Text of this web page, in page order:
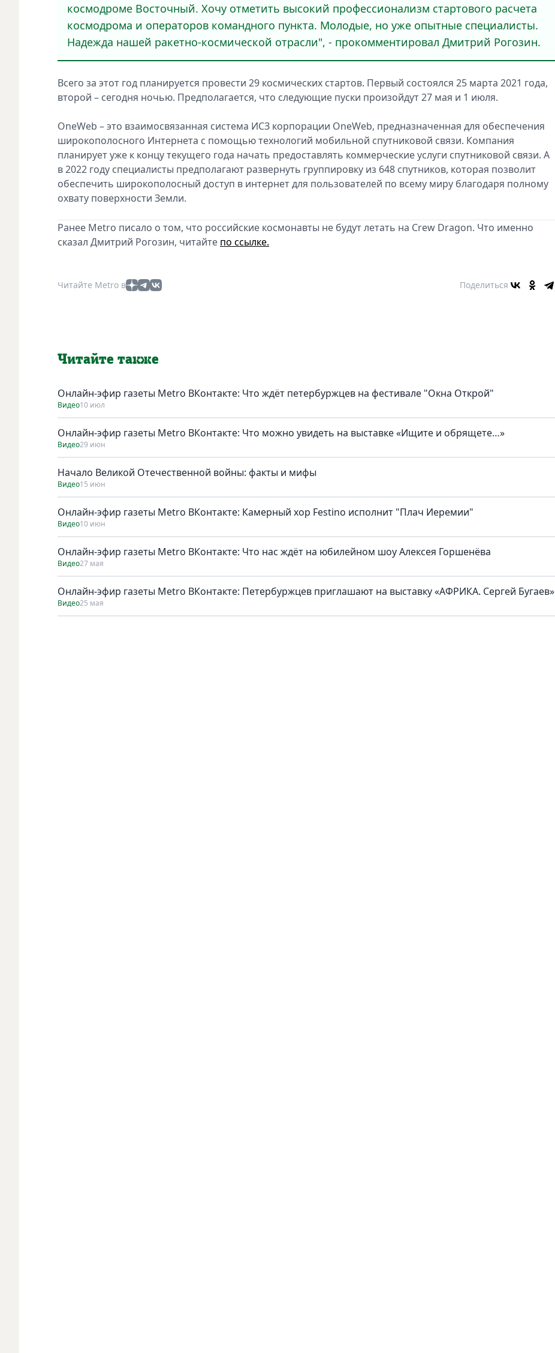
космодроме Восточный. Хочу отметить высокий профессионализм стартового расчета
космодрома и операторов командного пункта. Молодые, но уже опытные специалисты.
Надежда нашей ракетно-космической отрасли", - прокомментировал Дмитрий Рогозин.
Всего за этот год планируется провести 29 космических стартов. Первый состоялся 25 марта 2021 года,
второй – сегодня ночью. Предполагается, что следующие пуски произойдут 27 мая и 1 июля.
OneWeb – это взаимосвязанная система ИСЗ корпорации OneWeb, предназначенная для обеспечения
широкополосного Интернета с помощью технологий мобильной спутниковой связи. Компания
планирует уже к концу текущего года начать предоставлять коммерческие услуги спутниковой связи. А
в 2022 году специалисты предполагают развернуть группировку из 648 спутников, которая позволит
обеспечить широкополосный доступ в интернет для пользователей по всему миру благодаря полному
охвату поверхности Земли.
Ранее Metro писало о том, что российские космонавты не будут летать на Crew Dragon. Что именно
сказал Дмитрий Рогозин, читайте по ссылке.
Читайте Metro в Поделиться
Читайте также
Онлайн-эфир газеты Metro ВКонтакте: Что ждёт петербуржцев на фестивале "Окна Открой"
Видео10 июл
Онлайн-эфир газеты Metro ВКонтакте: Что можно увидеть на выставке «Ищите и обрящете…»
Видео29 июн
Начало Великой Отечественной войны: факты и мифы
Видео15 июн
Онлайн-эфир газеты Metro ВКонтакте: Камерный хор Festino исполнит "Плач Иеремии"
Видео10 июн
Онлайн-эфир газеты Metro ВКонтакте: Что нас ждёт на юбилейном шоу Алексея Горшенёва
Видео27 мая
Онлайн-эфир газеты Metro ВКонтакте: Петербуржцев приглашают на выставку «АФРИКА. Сергей Бугаев»
Видео25 мая